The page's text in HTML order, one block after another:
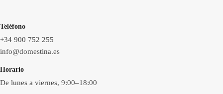
Teléfono
+34 900 752 255
info@domestina.es
Horario
De lunes a viernes, 9:00–18:00